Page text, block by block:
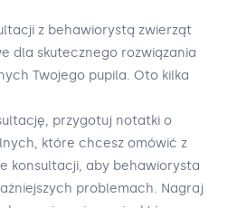
z behawiorystą zwierząt
dla skutecznego rozwiązania
Twojego pupila. Oto kilka
przygotuj notatki o
które chcesz omówić z
konsultacji, aby behawiorysta
problemach. Nagraj